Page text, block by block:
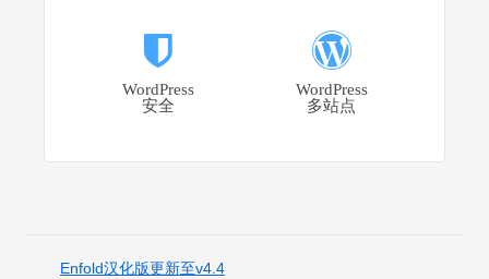
WordPress
安全
WordPress
多站点
Enfold汉化版更新至v4.4